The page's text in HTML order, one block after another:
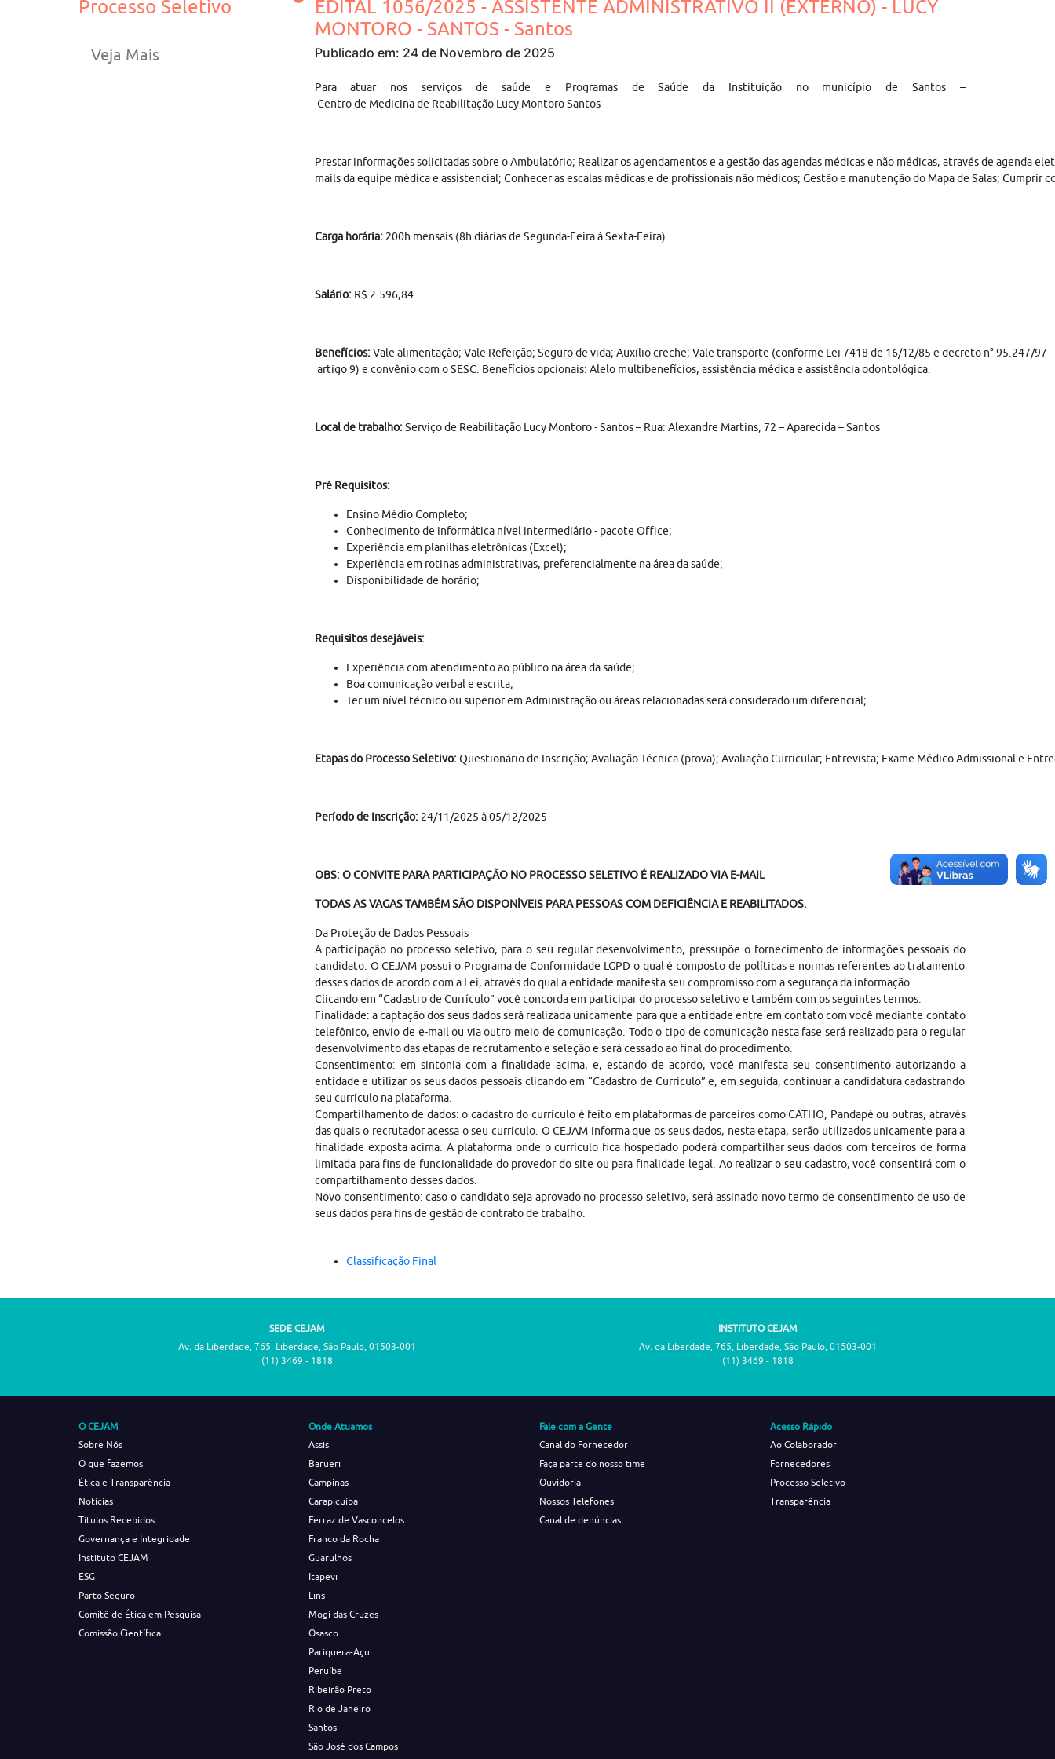
Processo Seletivo
Veja Mais
EDITAL 1056/2025 - ASSISTENTE ADMINISTRATIVO II (EXTERNO) - LUCY
MONTORO - SANTOS - Santos
Publicado em: 24 de Novembro de 2025
Para atuar nos serviços de saúde e Programas de Saúde da Instituição no município de Santos –
Centro de Medicina de Reabilitação Lucy Montoro Santos
Prestar informações solicitadas sobre o Ambulatório; Realizar os agendamentos e a gestão das agendas médicas e não médicas, através de
mails da equipe médica e assistencial; Conhecer as escalas médicas e de profissionais não médicos; Gestão e manutenção do Mapa de Salas;
Carga horária:200h mensais (8h diárias de Segunda-Feira à Sexta-Feira)
Salário:R$ 2.596,84
Benefícios:Vale alimentação; Vale Refeição; Seguro de vida; Auxílio creche; Vale transporte (conforme Lei 7418 de 16/12/85 e decreto n° 95.247/97 –
artigo 9) e convênio com o SESC. Benefícios opcionais: Alelo multibenefícios, assistência médica e assistência odontológica.
Local de trabalho:Serviço de Reabilitação Lucy Montoro - Santos – Rua: Alexandre Martins, 72 – Aparecida – Santos
Pré Requisitos:
Ensino Médio Completo;
Conhecimento de informática nível intermediário - pacote Office;
Experiência em planilhas eletrônicas (Excel);
Experiência em rotinas administrativas, preferencialmente na área da saúde;
Disponibilidade de horário;
Requisitos desejáveis:
Experiência com atendimento ao público na área da saúde;
Boa comunicação verbal e escrita;
Ter um nível técnico ou superior em Administração ou áreas relacionadas será considerado um diferencial;
Etapas do Processo Seletivo:Questionário de Inscrição; Avaliação Técnica (prova); Avaliação Curricular; Entrevista; Exame Médico Admissional e
Período de Inscrição:24/11/2025 à 05/12/2025
OBS: O CONVITE PARA PARTICIPAÇÃO NO PROCESSO SELETIVO É REALIZADO VIA E-MAIL
TODAS AS VAGAS TAMBÉM SÃO DISPONÍVEIS PARA PESSOAS COM DEFICIÊNCIA E REABILITADOS.
Da Proteção de Dados Pessoais
A participação no processo seletivo, para o seu regular desenvolvimento, pressupõe o fornecimento de informações pessoais do
candidato. O CEJAM possui o Programa de Conformidade LGPD o qual é composto de políticas e normas referentes ao tratamento
desses dados de acordo com a Lei, através do qual a entidade manifesta seu compromisso com a segurança da informação.
Clicando em “Cadastro de Currículo” você concorda em participar do processo seletivo e também com os seguintes termos:
Finalidade: a captação dos seus dados será realizada unicamente para que a entidade entre em contato com você mediante contato
telefônico, envio de e-mail ou via outro meio de comunicação. Todo o tipo de comunicação nesta fase será realizado para o regular
desenvolvimento das etapas de recrutamento e seleção e será cessado ao final do procedimento.
Consentimento: em sintonia com a finalidade acima, e, estando de acordo, você manifesta seu consentimento autorizando a
entidade e utilizar os seus dados pessoais clicando em “Cadastro de Currículo” e, em seguida, continuar a candidatura cadastrando
seu currículo na plataforma.
Compartilhamento de dados: o cadastro do currículo é feito em plataformas de parceiros como CATHO, Pandapé ou outras, através
das quais o recrutador acessa o seu currículo. O CEJAM informa que os seus dados, nesta etapa, serão utilizados unicamente para a
finalidade exposta acima. A plataforma onde o currículo fica hospedado poderá compartilhar seus dados com terceiros de forma
limitada para fins de funcionalidade do provedor do site ou para finalidade legal. Ao realizar o seu cadastro, você consentirá com o
compartilhamento desses dados.
Novo consentimento: caso o candidato seja aprovado no processo seletivo, será assinado novo termo de consentimento de uso de
seus dados para fins de gestão de contrato de trabalho.
Classificação Final
SEDE CEJAM
Av. da Liberdade, 765, Liberdade, São Paulo, 01503-001
(11) 3469 - 1818
INSTITUTO CEJAM
Av. da Liberdade, 765, Liberdade, São Paulo, 01503-001
(11) 3469 - 1818
O CEJAM
Sobre Nós
O que fazemos
Ética e Transparência
Notícias
Títulos Recebidos
Governança e Integridade
Instituto CEJAM
ESG
Parto Seguro
Comitê de Ética em Pesquisa
Comissão Científica
Onde Atuamos
Assis
Barueri
Campinas
Carapicuíba
Ferraz de Vasconcelos
Franco da Rocha
Guarulhos
Itapevi
Lins
Mogi das Cruzes
Osasco
Pariquera-Açu
Peruíbe
Ribeirão Preto
Rio de Janeiro
Santos
São José dos Campos
Fale com a Gente
Canal do Fornecedor
Faça parte do nosso time
Ouvidoria
Nossos Telefones
Canal de denúncias
Acesso Rápido
Ao Colaborador
Fornecedores
Processo Seletivo
Transparência